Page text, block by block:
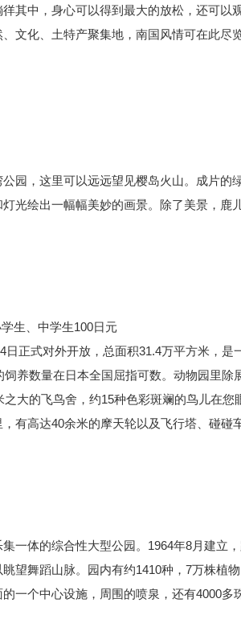
其中，身心可以得到最大的放松，还可以
文化、土特产聚集地，南国风情可在此尽
公园，这里可以远远望见樱岛火山。成片
光绘出一幅幅美妙的画景。除了美景，鹿
生、中学生100日元
日正式对外开放，总面积31.4万平方米，
养数量在日本全国屈指可数。动物园里
之大的飞鸟舍，约15种色彩斑斓的鸟儿在
有高达40余米的摩天轮以及飞行塔、碰碰
一体的综合性大型公园。1964年8月建立
望舞蹈山脉。园内有约1410种，7万株植
一个中心设施，周围的喷泉，还有4000